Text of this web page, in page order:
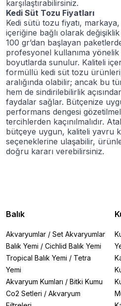
karşılaştırabilirsiniz.
Kedi Süt Tozu Fiyatları
Kedi sütü tozu fiyatı,
içeriğine bağlı olarak
100 gr’dan başlayan
profesyonel kullanıma
boyutlarda sunulur. Kaliteli
formüllü kedi süt tozu
aralığında olabilir; ancak bu
hem de sindirilebilirlik
faydalar sağlar. Bütçenize
performans dengesi
tercihlerden kaçınılmalıdır.
bütçeye uygun, kaliteli yavru
seçeneklerine ulaşabilir,
doğru kararı verebilirsiniz.
Balık
Akvaryumlar / Set Akvaryumlar
Balık Yemi / Cichlid Balık Yemi
Tropical Balık Yemi / Tetra
Yemi
Akvaryum Kumları / Bitki Kumu
Co2 Setleri / Akvaryum